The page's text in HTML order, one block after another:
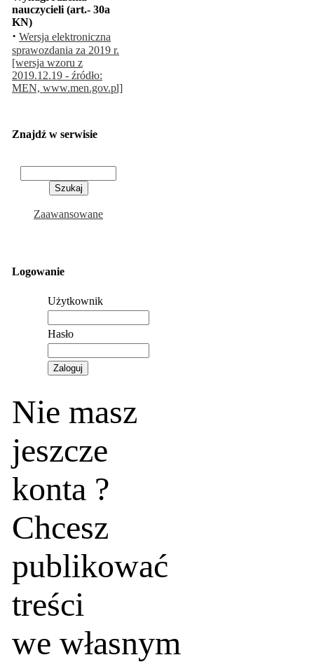
nauczycieli (art.- 30a
KN)
· Wersja elektroniczna
sprawozdania za 2019 r.
[wersja wzoru z
2019.12.19 - źródło:
MEN, www.men.gov.pl]
Znajdź w serwisie
Zaawansowane
Logowanie
Użytkownik
Hasło
Nie masz
jeszcze
konta ?
Chcesz
publikować
treści
we własnym